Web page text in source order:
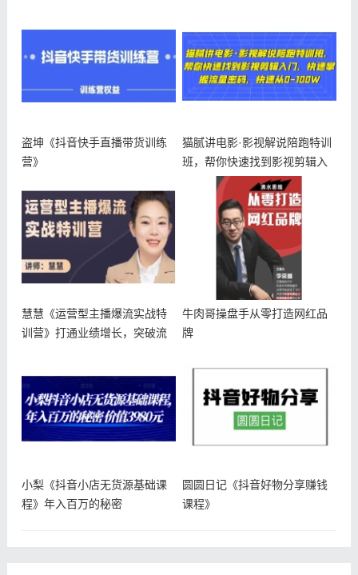
盗坤《抖音快手直播带货训练
营》
猫腻讲电影·影视解说陪跑特训
班，帮你快速找到影视剪辑入
慧慧《运营型主播爆流实战特
训营》打通业绩增长，突破流
牛肉哥操盘手从零打造网红品
牌
小梨《抖音小店无货源基础课
程》年入百万的秘密
圆圆日记《抖音好物分享赚钱
课程》